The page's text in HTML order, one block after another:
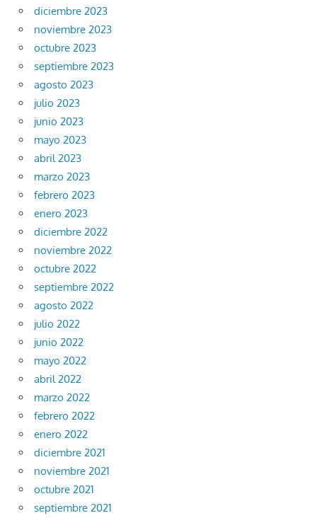
diciembre 2023
noviembre 2023
octubre 2023
septiembre 2023
agosto 2023
julio 2023
junio 2023
mayo 2023
abril 2023
marzo 2023
febrero 2023
enero 2023
diciembre 2022
noviembre 2022
octubre 2022
septiembre 2022
agosto 2022
julio 2022
junio 2022
mayo 2022
abril 2022
marzo 2022
febrero 2022
enero 2022
diciembre 2021
noviembre 2021
octubre 2021
septiembre 2021